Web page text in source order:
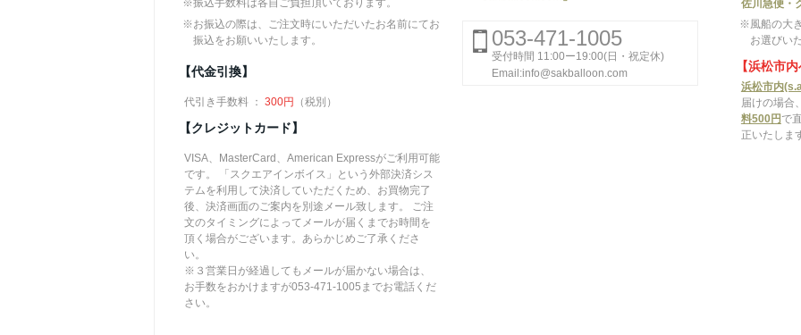
※振込手数料は各自ご負担頂いております。
※お振込の際は、ご注文時にいただいたお名前にてお
振込をお願いいたします。
【代金引換】
代引き手数料 ： 300円 （税別）
【クレジットカード】
VISA、MasterCard、American Expressがご利用可能
です。 「スクエアインボイス」という外部決済シス
テムを利用して決済していただくため、お買物完了
後、決済画面のご案内を別途メール致します。 ご注
文のタイミングによってメールが届くまでお時間を
頂く場合がございます。あらかじめご了承くださ
い。
※３営業日が経過してもメールが届かない場合は、
お手数をおかけますが053-471-1005までお電話くだ
さい。
053-471-1005
受付時間 11:00ー19:00(日・祝定休)
Email:info@sakballoon.com
佐川急便・
※風船の大
お選びい
【浜松市
浜松市内
届けの場合、
料500円 で
正いたしま